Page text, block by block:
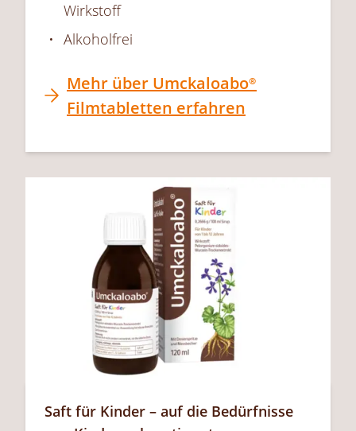
Wirkstoff
Alkoholfrei
Mehr über Umckaloabo®
Filmtabletten erfahren
Saft für Kinder – auf die Bedürfnisse